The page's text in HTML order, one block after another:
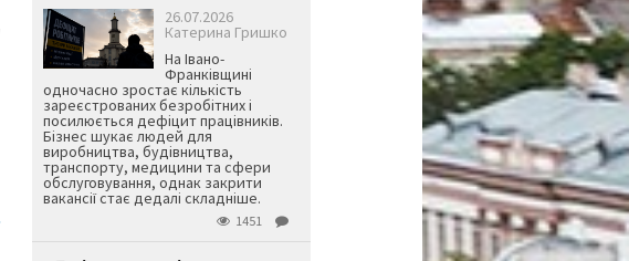
26.07.2026
Катерина Гришко
На Івано-
Франківщині
одночасно зростає кількість
зареєстрованих безробітних і
посилюється дефіцит працівників.
Бізнес шукає людей для
виробництва, будівництва,
транспорту, медицини та сфери
обслуговування, однак закрити
вакансії стає дедалі складніше.
1451